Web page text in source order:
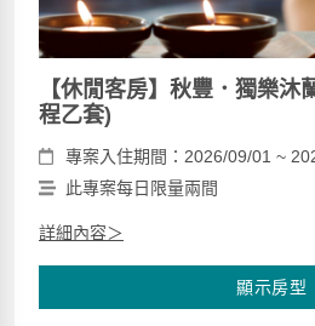
【休閒客房】秋豐．獨樂沐
程乙套)
專案入住期間：2026/09/01 ~
此專案每日限量兩間
詳細內容＞
顯示房型